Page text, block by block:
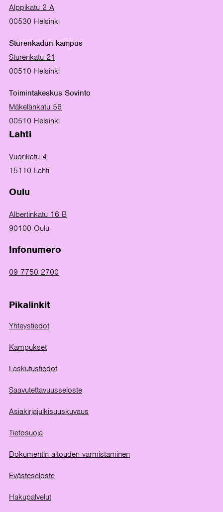
Alppikatu 2 A
00530 Helsinki
Sturenkadun kampus
Sturenkatu 21
00510 Helsinki
Toimintakeskus Sovinto
Mäkelänkatu 56
00510 Helsinki
Lahti
Vuorikatu 4
15110 Lahti
Oulu
Albertinkatu 16 B
90100 Oulu
Infonumero
09 7750 2700
Pikalinkit
Yhteystiedot
Kampukset
Laskutustiedot
Saavutettavuusseloste
Asiakirjajulkisuuskuvaus
Tietosuoja
Dokumentin aitouden varmistaminen
Evästeseloste
Hakupalvelut